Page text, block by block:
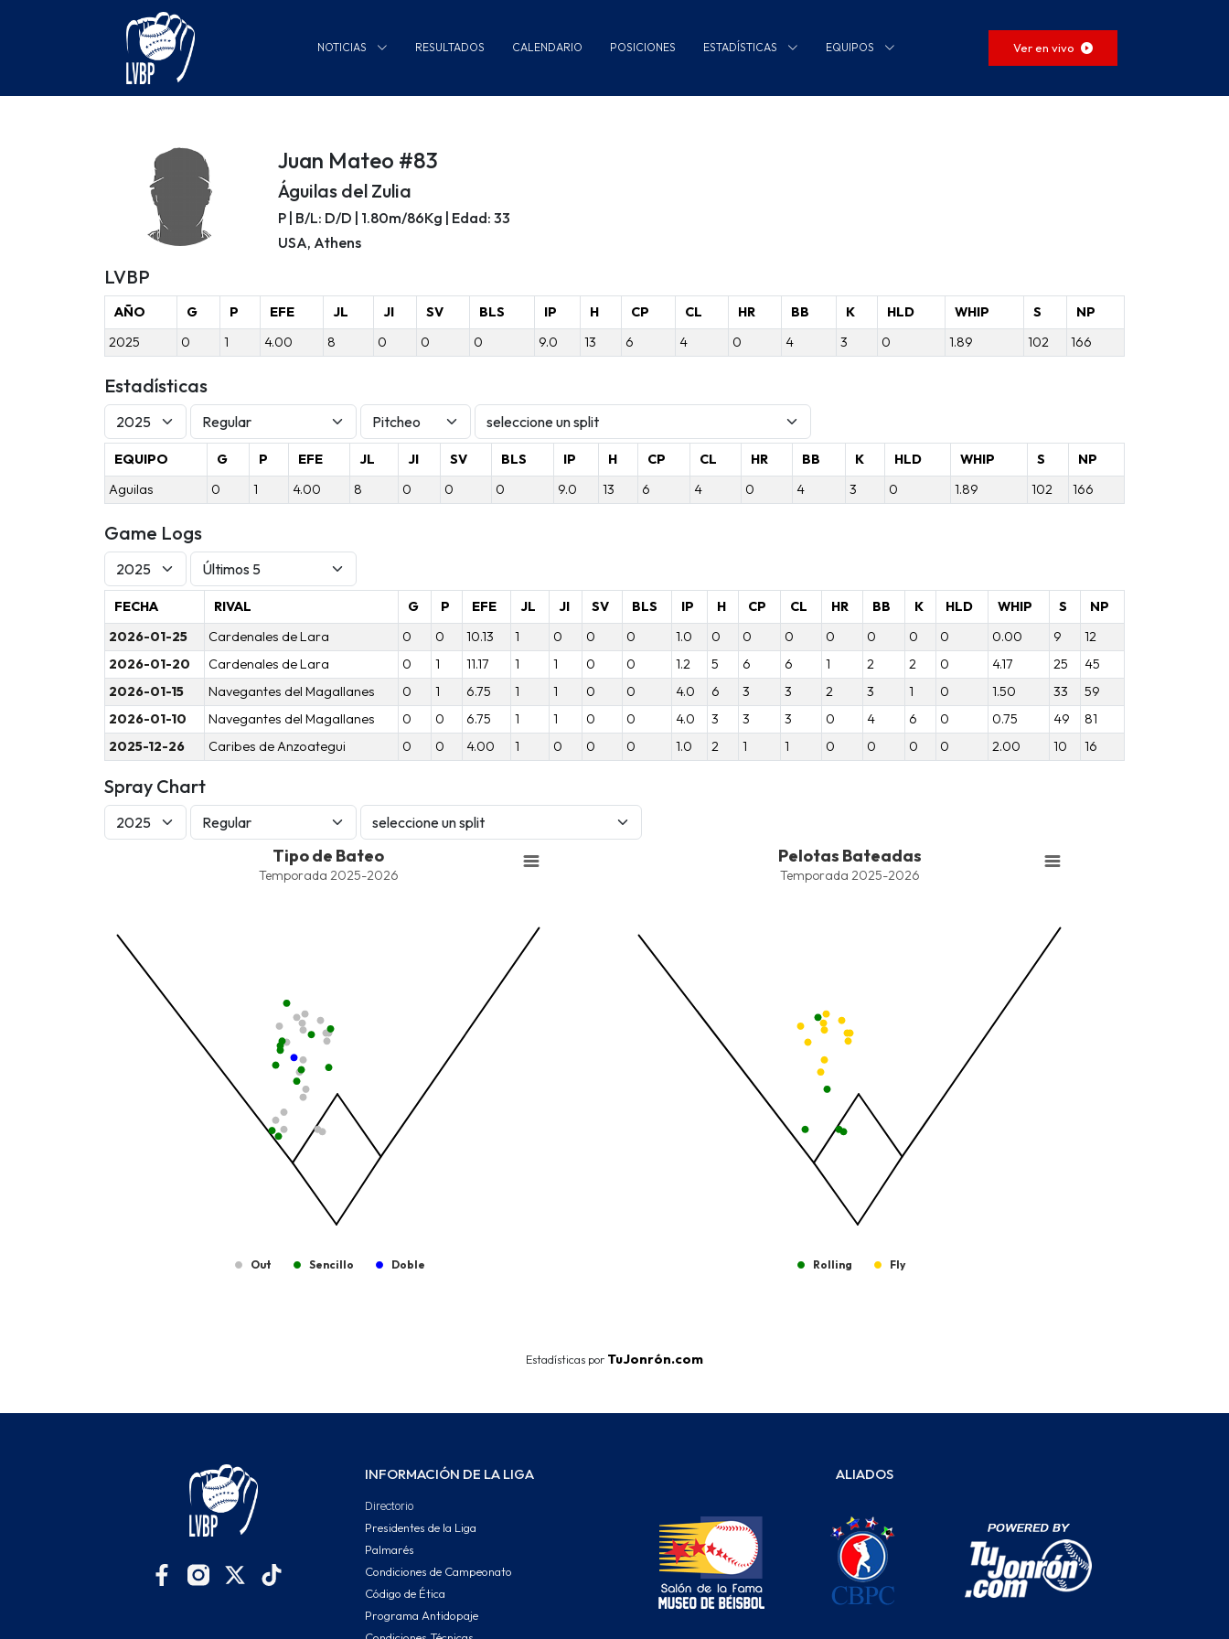
NOTICIAS RESULTADOS CALENDARIO POSICIONES ESTADÍSTICAS EQUIPOS Ver en vivo
Juan Mateo #83
Águilas del Zulia
P | B/L: D/D | 1.80m/86Kg | Edad: 33
USA, Athens
LVBP
AÑO G P EFE JL JI SV BLS IP H CP CL HR BB K HLD WHIP S
NP
2025
0 1 4.00 8 0 0 0 9.0 13 6 4 0 4 3 0 1.89 102 166
Estadísticas
EQUIPO G P EFE JL JI SV BLS IP H CP CL HR BB K HLD WHIP S
NP
Aguilas
0 1 4.00 8 0 0 0 9.0 13 6 4 0 4 3 0 1.89 102 166
Game Logs
FECHA RIVAL G P EFE JL JI SV BLS IP H CP CL HR BB K HLD WHIP S
NP
2026-01-25
Cardenales de Lara 0 0 10.13 1 0 0 0 1.0 0 0 0 0 0 0 0 0.00 9
12
2026-01-20
Cardenales de Lara 0 1 11.17 1 1 0 0 1.2 5 6 6 1 2 2 0 4.17 25
45
2026-01-15
Navegantes del Magallanes 0 1 6.75 1 1 0 0 4.0 6 3 3 2 3 1 0 1.50 33
59
2026-01-10
Navegantes del Magallanes 0 0 6.75 1 1 0 0 4.0 3 3 3 0 4 6 0 0.75 49
81
2025-12-26
Caribes de Anzoategui 0 0 4.00 1 0 0 0 1.0 2 1 1 0 0 0 0 2.00 10 16
Spray Chart
Combination chart with 7 data series.
The chart has 1 X axis displaying values. Data ranges from -2.45 to 245.
The chart has 1 Y axis displaying values. Data ranges from -206.84 to -85.
Tipo de Bateo
Temporada 2025-2026
Out Sencillo Doble
Combination chart with 6 data series.
The chart has 1 X axis displaying values. Data ranges from -2.45 to 245.
The chart has 1 Y axis displaying values. Data ranges from -206.84 to -85.
Pelotas Bateadas
Temporada 2025-2026
Rolling Fly
Estadísticas por TuJonrón.com
INFORMACIÓN DE LA LIGA
Directorio
Presidentes de la Liga
Palmarés
Condiciones de Campeonato
Código de Ética
Programa Antidopaje
ALIADOS